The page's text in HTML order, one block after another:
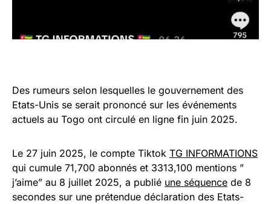
Des rumeurs selon lesquelles le gouvernement des
Etats-Unis se serait prononcé sur les événements
actuels au Togo ont circulé en ligne fin juin 2025.
Le 27 juin 2025, le compte Tiktok TG INFORMATIONS
qui cumule 71,700 abonnés et 3313,100 mentions ”
j’aime” au 8 juillet 2025, a publié une séquence de 8
secondes sur une prétendue déclaration des Etats-